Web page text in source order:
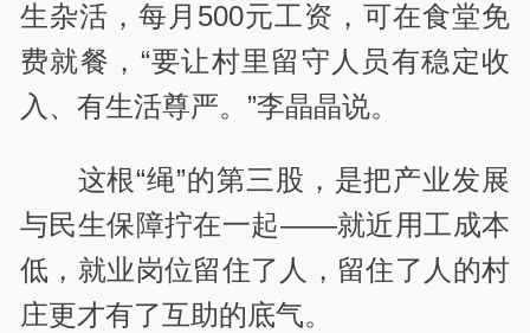
生杂活，每月500元工资，可在食堂免
费就餐，“要让村里留守人员有稳定收
入、有生活尊严。”李晶晶说。
这根“绳”的第三股，是把产业发展
与民生保障拧在一起——就近用工成本
低，就业岗位留住了人，留住了人的村
庄更才有了互助的底气。